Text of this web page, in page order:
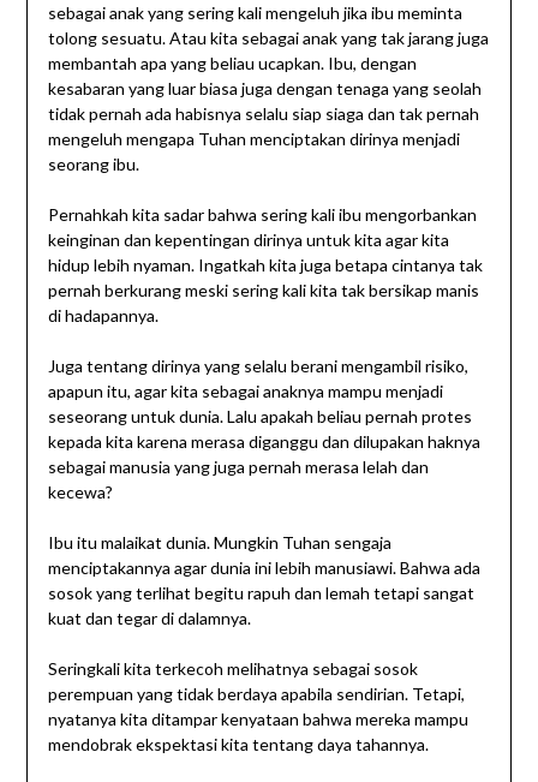
sebagai anak yang sering kali mengeluh jika ibu meminta
tolong sesuatu. Atau kita sebagai anak yang tak jarang juga
membantah apa yang beliau ucapkan. Ibu, dengan
kesabaran yang luar biasa juga dengan tenaga yang seolah
tidak pernah ada habisnya selalu siap siaga dan tak pernah
mengeluh mengapa Tuhan menciptakan dirinya menjadi
seorang ibu.
Pernahkah kita sadar bahwa sering kali ibu mengorbankan
keinginan dan kepentingan dirinya untuk kita agar kita
hidup lebih nyaman. Ingatkah kita juga betapa cintanya tak
pernah berkurang meski sering kali kita tak bersikap manis
di hadapannya.
Juga tentang dirinya yang selalu berani mengambil risiko,
apapun itu, agar kita sebagai anaknya mampu menjadi
seseorang untuk dunia. Lalu apakah beliau pernah protes
kepada kita karena merasa diganggu dan dilupakan haknya
sebagai manusia yang juga pernah merasa lelah dan
kecewa?
Ibu itu malaikat dunia. Mungkin Tuhan sengaja
menciptakannya agar dunia ini lebih manusiawi. Bahwa ada
sosok yang terlihat begitu rapuh dan lemah tetapi sangat
kuat dan tegar di dalamnya.
Seringkali kita terkecoh melihatnya sebagai sosok
perempuan yang tidak berdaya apabila sendirian. Tetapi,
nyatanya kita ditampar kenyataan bahwa mereka mampu
mendobrak ekspektasi kita tentang daya tahannya.